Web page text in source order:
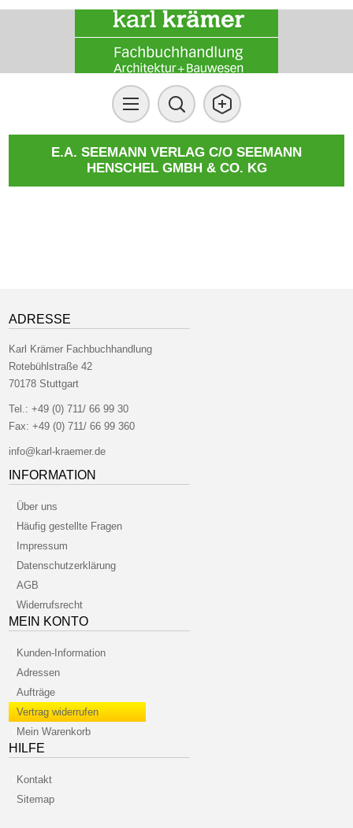
E.A. SEEMANN VERLAG C/O SEEMANN
HENSCHEL GMBH & CO. KG
ADRESSE
Karl Krämer Fachbuchhandlung
Rotebühlstraße 42
70178 Stuttgart
Tel.:+49 (0) 711/ 66 99 30
Fax: +49 (0) 711/ 66 99 360
info@karl-kraemer.de
INFORMATION
Über uns
Häufig gestellte Fragen
Impressum
Datenschutzerklärung
AGB
Widerrufsrecht
MEIN KONTO
Kunden-Information
Adressen
Aufträge
Vertrag widerrufen
Mein Warenkorb
HILFE
Kontakt
Sitemap